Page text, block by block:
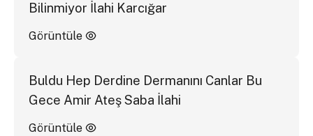
Bilinmiyor İlahi Karcığar
Görüntüle
Buldu Hep Derdine Dermanını Canlar Bu
Gece Amir Ateş Saba İlahi
Görüntüle